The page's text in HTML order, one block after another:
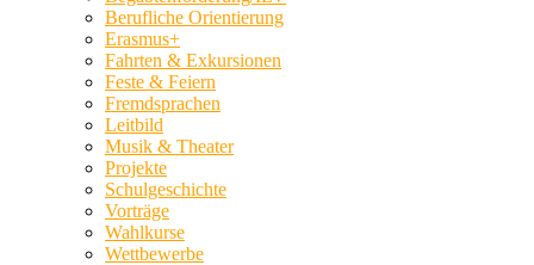
Berufliche Orientierung
Erasmus+
Fahrten & Exkursionen
Feste & Feiern
Fremdsprachen
Leitbild
Musik & Theater
Projekte
Schulgeschichte
Vorträge
Wahlkurse
Wettbewerbe